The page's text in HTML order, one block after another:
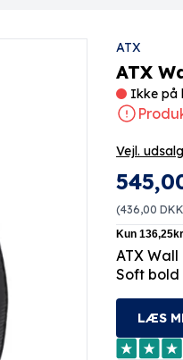
ATX
ATX
Ikke på
Vejl.
(436,00 DKK
ATX
Soft bold
LÆS